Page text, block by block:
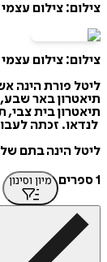
צילום: צילום עצמי
צילום: צילום עצמי
ליטל פורת הינה
תיאטרון באר
תיאטרון בית צבי,
לנדאו. זכתה
ליטל הינה בתם
1 ספרים
מיון וסינון